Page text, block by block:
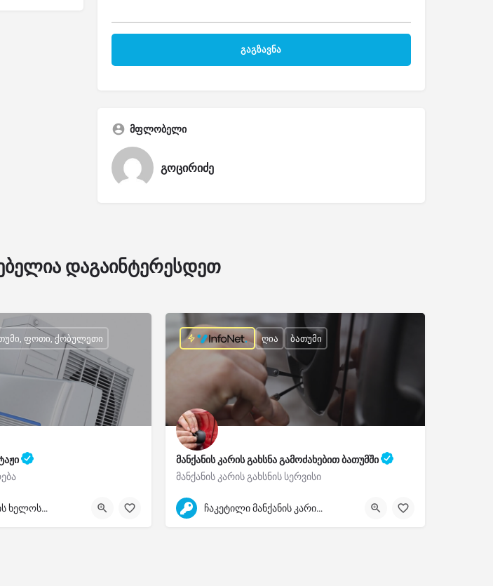
მფლობელი
გოცირიძე
დაგაინტერესდეთ
ფოთი, ქობულეთი
კონდიციონერის ხელოსანი
მანქანის კარის გახსნა გამოძახებით ბათუმში
მანქანის კარის გახსნის სერვისი
557-50-04-08
ღია ბათუმი
ჩაკეტილი მანქანის კარის გახსნა